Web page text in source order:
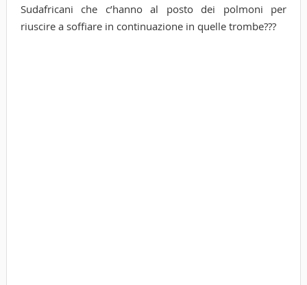
Sudafricani che c’hanno al posto dei polmoni per
riuscire a soffiare in continuazione in quelle trombe???